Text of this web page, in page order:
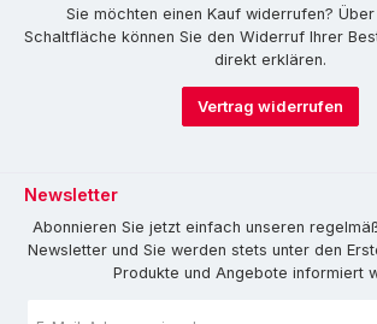
Sie möchten einen Kauf widerrufen?
Schaltfläche können Sie den Widerruf Ihrer
direkt erklären.
Vertrag widerrufen
Newsletter
Abonnieren Sie jetzt einfach unseren
Newsletter und Sie werden stets unter den
Produkte und Angebote informiert